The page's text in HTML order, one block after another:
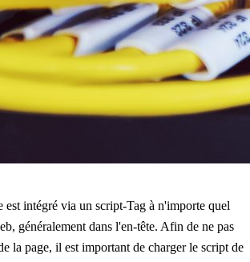
intégré via un script-Tag à n'importe quel
généralement dans l'en-tête. Afin de ne pas
la page, il est important de charger le script de